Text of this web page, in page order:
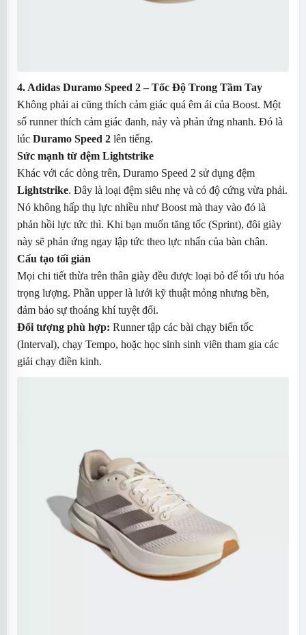
4. Adidas Duramo Speed 2 – Tốc Độ Trong Tầm Tay
Không phải ai cũng thích cảm giác quá êm ái của Boost. Một
số runner thích cảm giác đanh, nảy và phản ứng nhanh. Đó là
lúc Duramo Speed 2 lên tiếng.
Sức mạnh từ đệm Lightstrike
Khác với các dòng trên, Duramo Speed 2 sử dụng đệm
Lightstrike. Đây là loại đệm siêu nhẹ và có độ cứng vừa phải.
Nó không hấp thụ lực nhiều như Boost mà thay vào đó là
phản hồi lực tức thì. Khi bạn muốn tăng tốc (Sprint), đôi giày
này sẽ phản ứng ngay lập tức theo lực nhấn của bàn chân.
Cấu tạo tối giản
Mọi chi tiết thừa trên thân giày đều được loại bỏ để tối ưu hóa
trọng lượng. Phần upper là lưới kỹ thuật mỏng nhưng bền,
đảm bảo sự thoáng khí tuyệt đối.
Đối tượng phù hợp: Runner tập các bài chạy biến tốc
(Interval), chạy Tempo, hoặc học sinh sinh viên tham gia các
giải chạy điền kinh.